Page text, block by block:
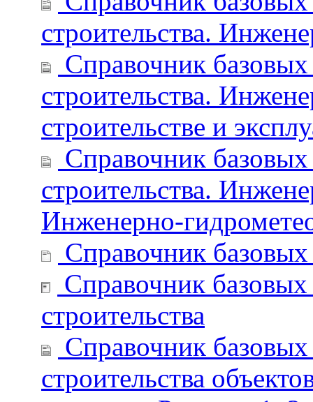
строительства.
Справочник
строительства.
строительстве и
Справочник
строительства.
Инженерно-
Справочник
Справочник
строительства
Справочник
строительства